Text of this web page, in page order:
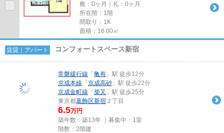
敷：0ヶ月｜礼：0ヶ月
所在階：1階
間取り：1K
面積：16.00㎡
賃貸｜アパート コンフォートスペース新宿
常磐緩行線 「 亀有 」駅 徒歩12分
京成本線 「 京成高砂 」駅 徒歩22分
京成金町線 「 柴又 」駅 徒歩25分
東京都葛飾区新宿 ２丁目
6.5万円
築年数：築13年 ｜募集中： 1室
階数：2階建